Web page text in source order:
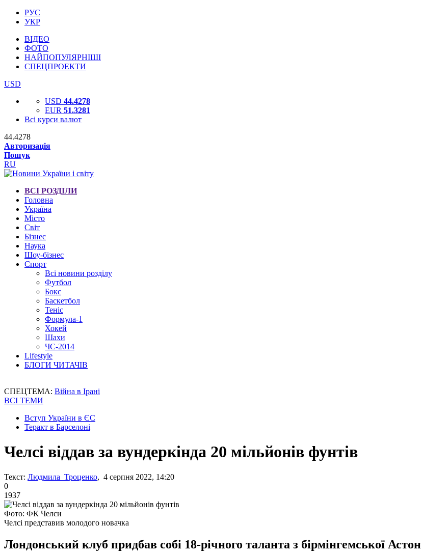
РУС
УКР
ВІДЕО
ФОТО
НАЙПОПУЛЯРНІШІ
СПЕЦПРОЕКТИ
USD
USD 44.4278
EUR 51.3281
Всі курси валют
44.4278
Авторизація
Пошук
RU
ВСІ РОЗДІЛИ
Головна
Україна
Місто
Світ
Бізнес
Наука
Шоу-бізнес
Спорт
Всі новини розділу
Футбол
Бокс
Баскетбол
Теніс
Формула-1
Хокей
Шахи
ЧС-2014
Lifestyle
БЛОГИ ЧИТАЧІВ
СПЕЦТЕМА: Війна в Ірані
ВСІ ТЕМИ
Вступ України в ЄС
Теракт в Барселоні
Челсі віддав за вундеркінда 20 мільйонів фунтів
Текст: Людмила Троценко, 4 серпня 2022, 14:20
0
1937
Фото: ФК Челси
Челсі представив молодого новачка
Лондонський клуб придбав собі 18-річного таланта з бірмінгемської